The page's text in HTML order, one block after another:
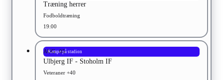
Træning herrer
Fodboldtræning
19:00
Kampe på stadion
AUG 05
Ulbjerg IF - Stoholm IF
Veteraner +40